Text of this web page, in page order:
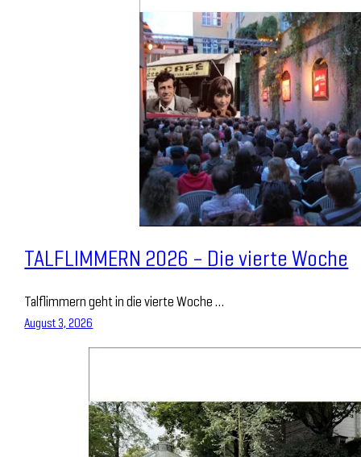
TALFLIMMERN 2026 – Die vierte Woche
Talflimmern geht in die vierte Woche …
August 3, 2026